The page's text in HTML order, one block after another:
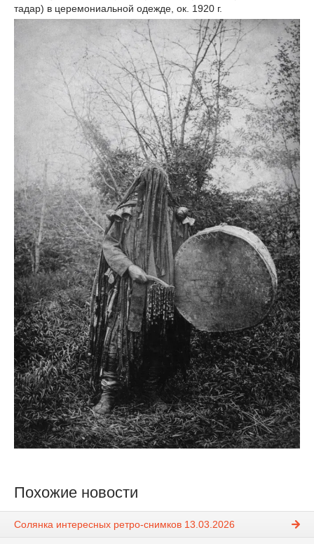
тадар) в церемониальной одежде, ок. 1920 г.
Похожие новости
Солянка интересных ретро-снимков 13.03.2026